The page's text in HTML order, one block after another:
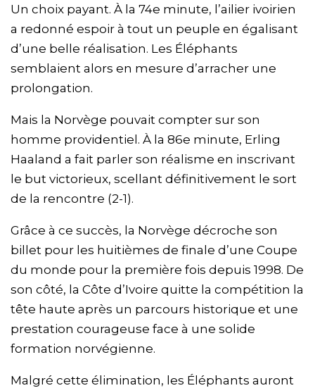
Un choix payant. À la 74e minute, l’ailier ivoirien
a redonné espoir à tout un peuple en égalisant
d’une belle réalisation. Les Éléphants
semblaient alors en mesure d’arracher une
prolongation.
Mais la Norvège pouvait compter sur son
homme providentiel. À la 86e minute, Erling
Haaland a fait parler son réalisme en inscrivant
le but victorieux, scellant définitivement le sort
de la rencontre (2-1).
Grâce à ce succès, la Norvège décroche son
billet pour les huitièmes de finale d’une Coupe
du monde pour la première fois depuis 1998. De
son côté, la Côte d’Ivoire quitte la compétition la
tête haute après un parcours historique et une
prestation courageuse face à une solide
formation norvégienne.
Malgré cette élimination, les Éléphants auront